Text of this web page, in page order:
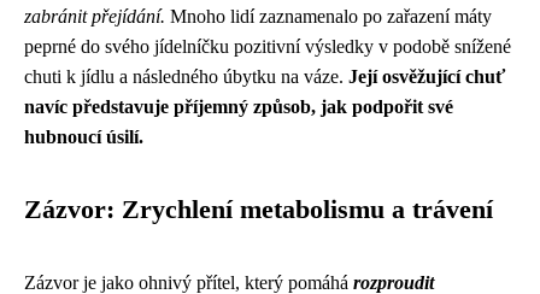
zabránit přejídání. Mnoho lidí zaznamenalo po zařazení máty
peprné do svého jídelníčku pozitivní výsledky v podobě snížené
chuti k jídlu a následného úbytku na váze. Její osvěžující chuť
navíc představuje příjemný způsob, jak podpořit své
hubnoucí úsilí.
Zázvor: Zrychlení metabolismu a trávení
Zázvor je jako ohnivý přítel, který pomáhá rozproudit